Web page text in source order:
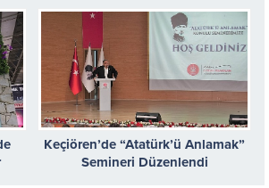
Keçiören’de “Atatürk’ü Anlamak”
Semineri Düzenlendi